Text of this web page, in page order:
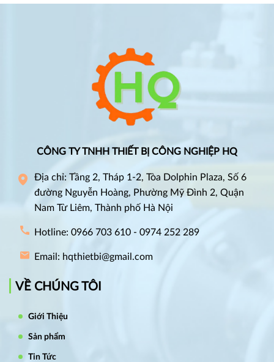
CÔNG TY TNHH THIẾT BỊ CÔNG NGHIỆP HQ
Địa chỉ: Tầng 2, Tháp 1-2, Tòa Dolphin Plaza, Số 6
đường Nguyễn Hoàng, Phường Mỹ Đình 2, Quận
Nam Từ Liêm, Thành phố Hà Nội
Hotline: 0966 703 610 - 0974 252 289
Email: hqthietbi@gmail.com
VỀ CHÚNG TÔI
Giới Thiệu
Sản phẩm
Tin Tức